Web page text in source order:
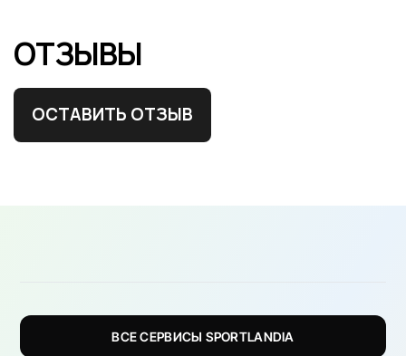
ОТЗЫВЫ
ОСТАВИТЬ ОТЗЫВ
ВСЕ СЕРВИСЫ SPORTLANDIA